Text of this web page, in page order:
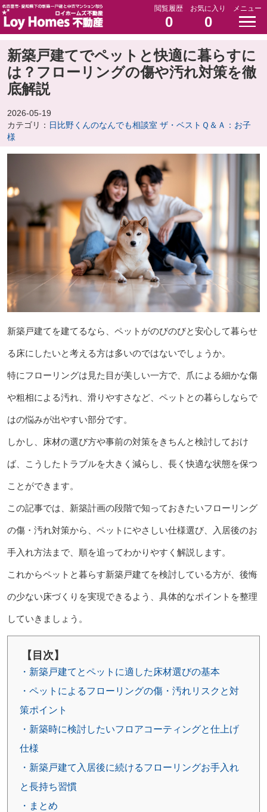
閲覧履歴
0
お気に入り
0
メニュー
新築戸建てでペットと快適に暮らすに
は？フローリングの傷や汚れ対策を徹
底解説
2026-05-19
カテゴリ： 日比野くんのなんでも相談室 ザ・ベストＱ＆Ａ：お子
様
新築戸建てを建てるなら、ペットがのびのびと安心して暮らせ
る床にしたいと考える方は多いのではないでしょうか。
特にフローリングは見た目が美しい一方で、爪による細かな傷
や粗相による汚れ、滑りやすさなど、ペットとの暮らしならで
はの悩みが出やすい部分です。
しかし、床材の選び方や事前の対策をきちんと検討しておけ
ば、こうしたトラブルを大きく減らし、長く快適な状態を保つ
ことができます。
この記事では、新築計画の段階で知っておきたいフローリング
の傷・汚れ対策から、ペットにやさしい仕様選び、入居後のお
手入れ方法まで、順を追ってわかりやすく解説します。
これからペットと暮らす新築戸建てを検討している方が、後悔
の少ない床づくりを実現できるよう、具体的なポイントを整理
していきましょう。
【目次】
・新築戸建てとペットに適した床材選びの基本
・ペットによるフローリングの傷・汚れリスクと対
策ポイント
・新築時に検討したいフロアコーティングと仕上げ
仕様
・新築戸建て入居後に続けるフローリングお手入れ
と長持ち習慣
・まとめ